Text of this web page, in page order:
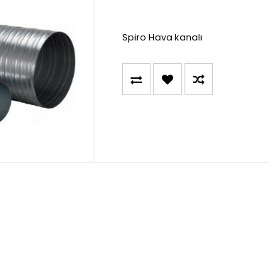
Spiro Hava kanalı